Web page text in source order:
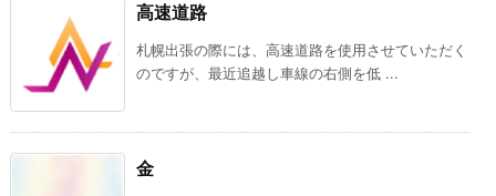
高速道路
札幌出張の際には、高速道路を使用させていただく
のですが、最近追越し車線の右側を低 ...
金